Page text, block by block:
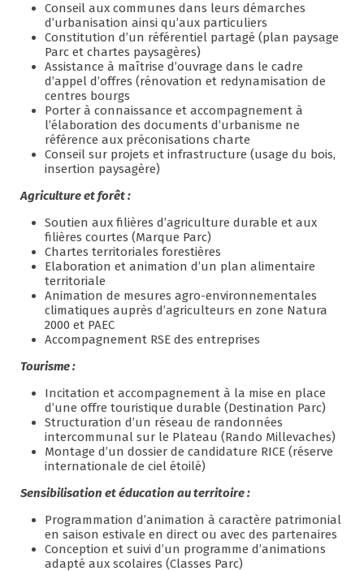
Conseil aux communes dans leurs démarches
d’urbanisation ainsi qu’aux particuliers
Constitution d’un référentiel partagé (plan paysage
Parc et chartes paysagères)
Assistance à maîtrise d’ouvrage dans le cadre
d’appel d’offres (rénovation et redynamisation de
centres bourgs
Porter à connaissance et accompagnement à
l’élaboration des documents d’urbanisme ne
référence aux préconisations charte
Conseil sur projets et infrastructure (usage du bois,
insertion paysagère)
Agriculture et forêt :
Soutien aux filières d’agriculture durable et aux
filières courtes (Marque Parc)
Chartes territoriales forestières
Elaboration et animation d’un plan alimentaire
territoriale
Animation de mesures agro-environnementales
climatiques auprès d’agriculteurs en zone Natura
2000 et PAEC
Accompagnement RSE des entreprises
Tourisme :
Incitation et accompagnement à la mise en place
d’une offre touristique durable (Destination Parc)
Structuration d’un réseau de randonnées
intercommunal sur le Plateau (Rando Millevaches)
Montage d’un dossier de candidature RICE (réserve
internationale de ciel étoilé)
Sensibilisation et éducation au territoire :
Programmation d’animation à caractère patrimonial
en saison estivale en direct ou avec des partenaires
Conception et suivi d’un programme d’animations
adapté aux scolaires (Classes Parc)